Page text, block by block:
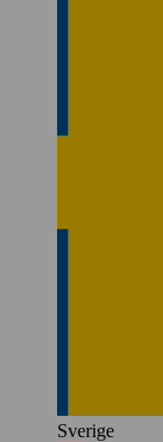
Sverige